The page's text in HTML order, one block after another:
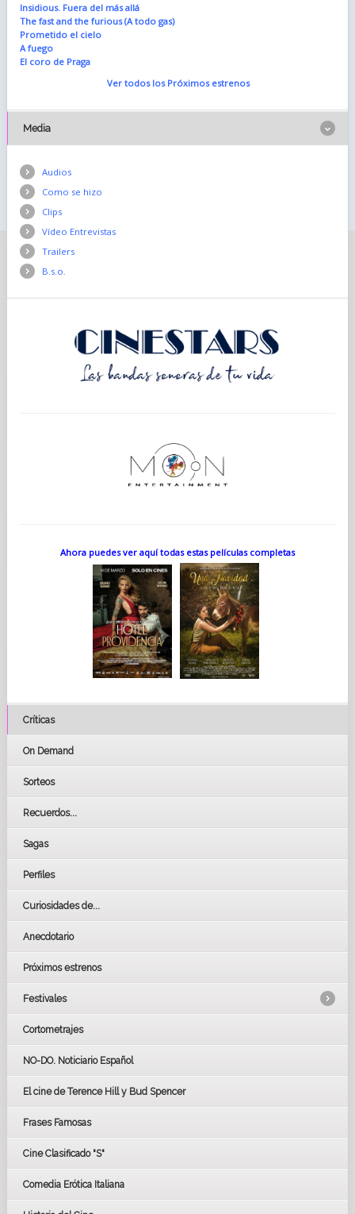
Insidious. Fuera del más allá
The fast and the furious (A todo gas)
Prometido el cielo
A fuego
El coro de Praga
Ver todos los Próximos estrenos
Media
Audios
Como se hizo
Clips
Vídeo Entrevistas
Trailers
B.s.o.
Ahora puedes ver aquí todas estas películas completas
Críticas
On Demand
Sorteos
Recuerdos...
Sagas
Perfiles
Curiosidades de...
Anecdotario
Próximos estrenos
Festivales
LOS OSCARS
GOYAS
BAFTA
Cortometrajes
NO-DO. Noticiario Español
El cine de Terence Hill y Bud Spencer
Frases Famosas
Cine Clasificado "S"
Comedia Erótica Italiana